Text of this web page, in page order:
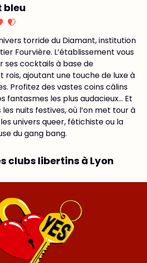
bleu
torride du Diamant, institution
Fourvière. L’établissement vous
ses cocktails à base de
rois, ajoutant une touche de luxe à
Profitez des vastes coins câlins
fantasmes les plus audacieux… Et
nuits festives, où l’on met tour à
univers queer, fétichiste ou la
du gang bang.
clubs libertins à Lyon